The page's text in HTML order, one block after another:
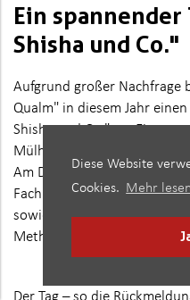
Diese Website
Cookies. Mehr lesen
Ein spannender
Shisha und Co."
Aufgrund großer Nachfrage
Qualm" in diesem Jahr
Shisha und Co." an. Ein
Mülheim statt.
Am Dienstag, den
Fachkräfte aus der
sowie Lehrkräfte und
Methoden der